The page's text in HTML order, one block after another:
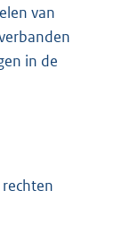
van
in de
rechten